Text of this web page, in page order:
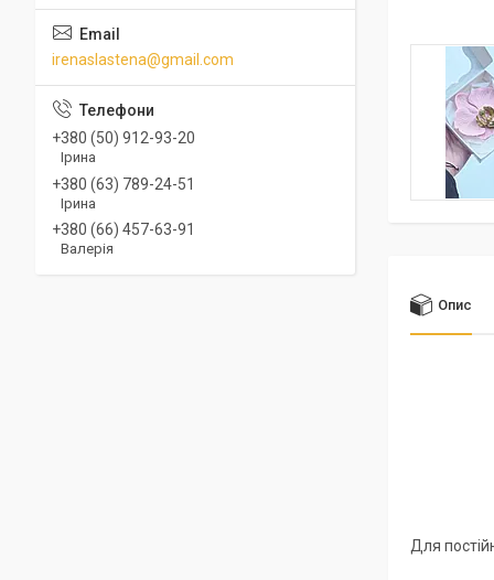
Опис
Для
irenaslastena@gmail.com
+380 (50) 912-93-20
Ірина
+380 (63) 789-24-51
Ірина
+380 (66) 457-63-91
Валерія